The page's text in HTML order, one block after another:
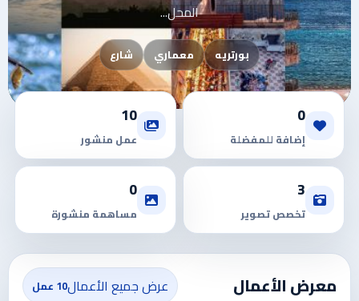
المحل...
بورتريه معماري شارع
0
إضافة للمفضلة
10
عمل منشور
3
تخصص تصوير
0
مساهمة منشورة
معرض الأعمال عرض جميع الأعمال10 عمل